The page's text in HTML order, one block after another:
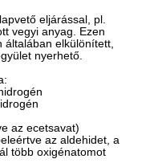
eljárással, pl.
vegyi anyag. Ezen
elkülönített,
nyerhető.
az ecetsavat)
az aldehidet, a
több oxigénatomot